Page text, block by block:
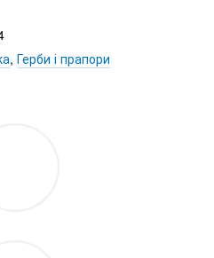
, Герби і прапори